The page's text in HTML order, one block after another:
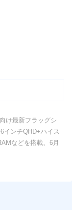
け最新フラッグシ
インチQHD+ハイス
などを搭載。6月